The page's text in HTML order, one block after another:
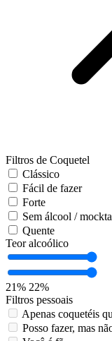
Filtros de Coquetel
Clássico
Fácil de fazer
Forte
Sem álcool /
Quente
Teor alcoólico
21% 22%
Filtros pessoais
Apenas coquetéis
Posso fazer, mas